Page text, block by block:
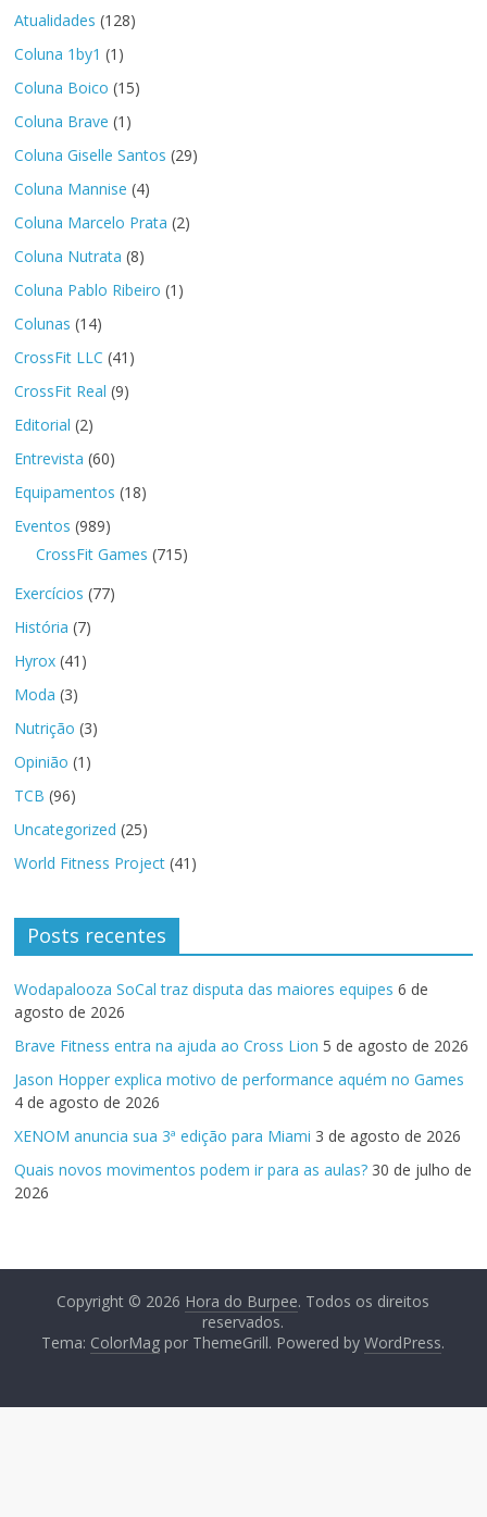
Atualidades (128)
Coluna 1by1 (1)
Coluna Boico (15)
Coluna Brave (1)
Coluna Giselle Santos (29)
Coluna Mannise (4)
Coluna Marcelo Prata (2)
Coluna Nutrata (8)
Coluna Pablo Ribeiro (1)
Colunas (14)
CrossFit LLC (41)
CrossFit Real (9)
Editorial (2)
Entrevista (60)
Equipamentos (18)
Eventos (989)
CrossFit Games (715)
Exercícios (77)
História (7)
Hyrox (41)
Moda (3)
Nutrição (3)
Opinião (1)
TCB (96)
Uncategorized (25)
World Fitness Project (41)
Posts recentes
Wodapalooza SoCal traz disputa das maiores equipes 6 de
agosto de 2026
Brave Fitness entra na ajuda ao Cross Lion 5 de agosto de 2026
Jason Hopper explica motivo de performance aquém no Games
4 de agosto de 2026
XENOM anuncia sua 3ª edição para Miami 3 de agosto de 2026
Quais novos movimentos podem ir para as aulas? 30 de julho de
2026
Copyright © 2026 Hora do Burpee. Todos os direitos
reservados.
Tema: ColorMag por ThemeGrill. Powered byWordPress.